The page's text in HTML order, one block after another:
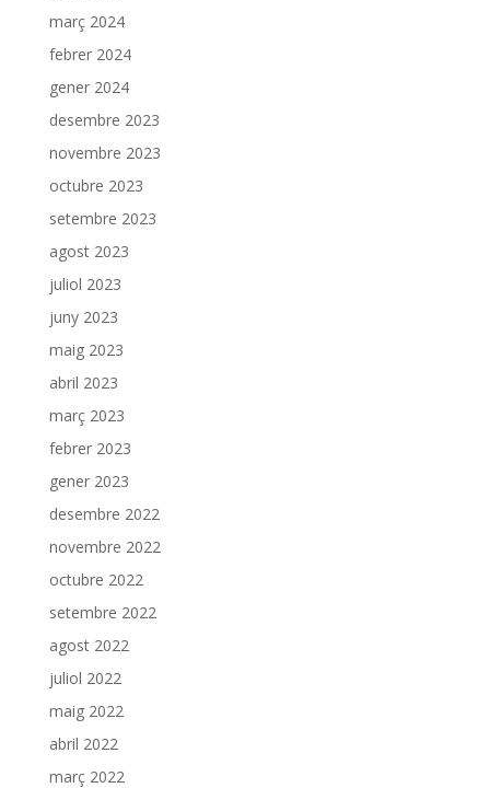
març 2024
febrer 2024
gener 2024
desembre 2023
novembre 2023
octubre 2023
setembre 2023
agost 2023
juliol 2023
juny 2023
maig 2023
abril 2023
març 2023
febrer 2023
gener 2023
desembre 2022
novembre 2022
octubre 2022
setembre 2022
agost 2022
juliol 2022
maig 2022
abril 2022
març 2022